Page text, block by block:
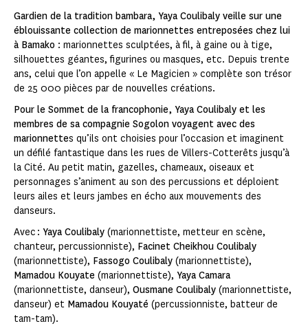
Gardien de la tradition bambara, Yaya Coulibaly veille sur une
éblouissante collection de marionnettes entreposées chez lui
à Bamako : marionnettes sculptées, à fil, à gaine ou à tige,
silhouettes géantes, figurines ou masques, etc. Depuis trente
ans, celui que l’on appelle « Le Magicien » complète son trésor
de 25 000 pièces par de nouvelles créations.
Pour le Sommet de la francophonie, Yaya Coulibaly et les
membres de sa compagnie Sogolon voyagent avec des
marionnettes qu’ils ont choisies pour l’occasion et imaginent
un défilé fantastique dans les rues de Villers-Cotterêts jusqu’à
la Cité. Au petit matin, gazelles, chameaux, oiseaux et
personnages s’animent au son des percussions et déploient
leurs ailes et leurs jambes en écho aux mouvements des
danseurs.
Avec : Yaya Coulibaly (marionnettiste, metteur en scène,
chanteur, percussionniste), Facinet Cheikhou Coulibaly
(marionnettiste), Fassogo Coulibaly (marionnettiste),
Mamadou Kouyate (marionnettiste), Yaya Camara
(marionnettiste, danseur), Ousmane Coulibaly (marionnettiste,
danseur) et Mamadou Kouyaté (percussionniste, batteur de
tam-tam).